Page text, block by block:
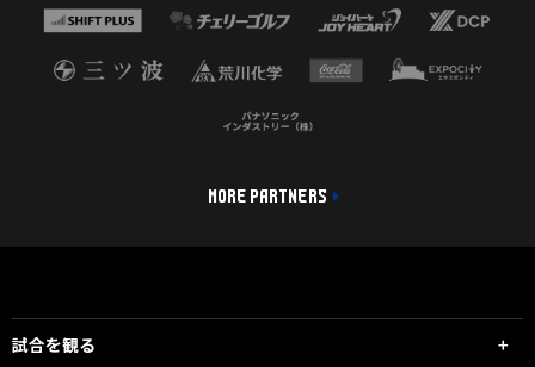
MORE PARTNERS
試合を観る